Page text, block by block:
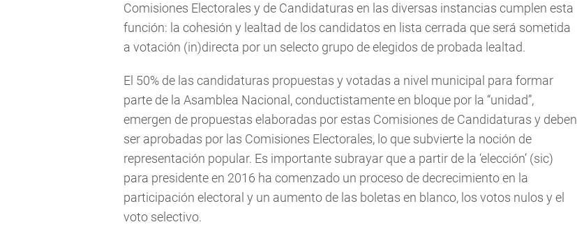
Comisiones Electorales y de Candidaturas en las diversas instancias cumplen esta
función: la cohesión y lealtad de los candidatos en lista cerrada que será sometida
a votación (in)directa por un selecto grupo de elegidos de probada lealtad.
El 50% de las candidaturas propuestas y votadas a nivel municipal para formar
parte de la Asamblea Nacional, conductistamente en bloque por la “unidad”,
emergen de propuestas elaboradas por estas Comisiones de Candidaturas y deben
ser aprobadas por las Comisiones Electorales, lo que subvierte la noción de
representación popular. Es importante subrayar que a partir de la ‘elección’ (sic)
para presidente en 2016 ha comenzado un proceso de decrecimiento en la
participación electoral y un aumento de las boletas en blanco, los votos nulos y el
voto selectivo.